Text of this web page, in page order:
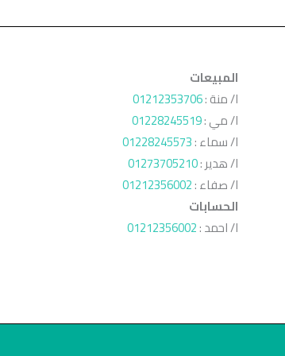
المبيعات
ا/ منة :01212353706
ا/ مي :01228245519
ا/ سماء :01228245573
ا/ هدير :01273705210
ا/ صفاء :01212356002
الحسابات
ا/ احمد :01212356002